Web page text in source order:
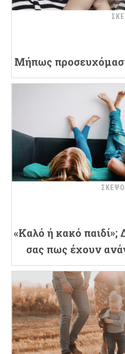
Μήπως
«Καλό ή κακό παιδί»;
σας πως έχουν